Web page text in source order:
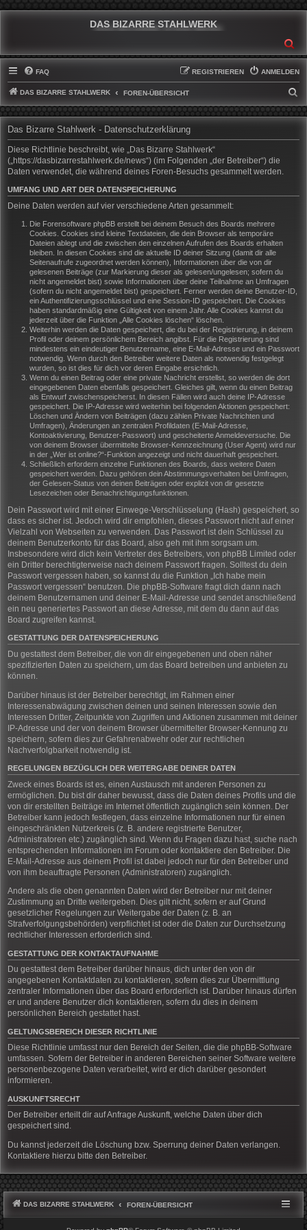
DAS BIZARRE STAHLWERK
FAQ ANMELDEN
REGISTRIEREN
DAS BIZARRE STAHLWERK FOREN-ÜBERSICHT
U
H
Das Bizarre Stahlwerk - Datenschutzerklärung
Diese Richtlinie beschreibt, wie „Das Bizarre Stahlwerk“
(„https://dasbizarrestahlwerk.de/news“) (im Folgenden „der Betreiber“) die
Daten verwendet, die während deines Foren-Besuchs gesammelt werden.
UMFANG UND ART DER DATENSPEICHERUNG
Deine Daten werden auf vier verschiedene Arten gesammelt:
Die Forensoftware phpBB erstellt bei deinem Besuch des Boards mehrere
Cookies. Cookies sind kleine Textdateien, die dein Browser als temporäre
Dateien ablegt und die zwischen den einzelnen Aufrufen des Boards erhalten
bleiben. In diesen Cookies sind die aktuelle ID deiner Sitzung (damit dir alle
Seitenaufrufe zugeordnet werden können), Informationen über die von dir
gelesenen Beiträge (zur Markierung dieser als gelesen/ungelesen; sofern du
nicht angemeldet bist) sowie Informationen über deine Teilnahme an Umfragen
(sofern du nicht angemeldet bist) gespeichert. Ferner werden deine Benutzer-ID,
ein Authentifizierungsschlüssel und eine Session-ID gespeichert. Die Cookies
haben standardmäßig eine Gültigkeit von einem Jahr. Alle Cookies kannst du
jederzeit über die Funktion „Alle Cookies löschen“ löschen.
Weiterhin werden die Daten gespeichert, die du bei der Registrierung, in deinem
Profil oder deinem persönlichem Bereich angibst. Für die Registrierung sind
mindestens ein eindeutiger Benutzername, eine E-Mail-Adresse und ein Passwort
notwendig. Wenn durch den Betreiber weitere Daten als notwendig festgelegt
wurden, so ist dies für dich vor deren Eingabe ersichtlich.
Wenn du einen Beitrag oder eine private Nachricht erstellst, so werden die dort
eingegebenen Daten ebenfalls gespeichert. Gleiches gilt, wenn du einen Beitrag
als Entwurf zwischenspeicherst. In diesen Fällen wird auch deine IP-Adresse
gespeichert. Die IP-Adresse wird weiterhin bei folgenden Aktionen gespeichert:
Löschen und Ändern von Beiträgen (dazu zählen Private Nachrichten und
Umfragen), Änderungen an zentralen Profildaten (E-Mail-Adresse,
Kontoaktivierung, Benutzer-Passwort) und gescheiterte Anmeldeversuche. Die
von deinem Browser übermittelte Browser-Kennzeichnung (User Agent) wird nur
in der „Wer ist online?“-Funktion angezeigt und nicht dauerhaft gespeichert.
Schließlich erfordern einzelne Funktionen des Boards, dass weitere Daten
gespeichert werden. Dazu gehören dein Abstimmungsverhalten bei Umfragen,
der Gelesen-Status von deinen Beiträgen oder explizit von dir gesetzte
Lesezeichen oder Benachrichtigungsfunktionen.
Dein Passwort wird mit einer Einwege-Verschlüsselung (Hash) gespeichert, so
dass es sicher ist. Jedoch wird dir empfohlen, dieses Passwort nicht auf einer
Vielzahl von Webseiten zu verwenden. Das Passwort ist dein Schlüssel zu
deinem Benutzerkonto für das Board, also geh mit ihm sorgsam um.
Insbesondere wird dich kein Vertreter des Betreibers, von phpBB Limited oder
ein Dritter berechtigterweise nach deinem Passwort fragen. Solltest du dein
Passwort vergessen haben, so kannst du die Funktion „Ich habe mein
Passwort vergessen“ benutzen. Die phpBB-Software fragt dich dann nach
deinem Benutzernamen und deiner E-Mail-Adresse und sendet anschließend
ein neu generiertes Passwort an diese Adresse, mit dem du dann auf das
Board zugreifen kannst.
GESTATTUNG DER DATENSPEICHERUNG
Du gestattest dem Betreiber, die von dir eingegebenen und oben näher
spezifizierten Daten zu speichern, um das Board betreiben und anbieten zu
können.
Darüber hinaus ist der Betreiber berechtigt, im Rahmen einer
Interessenabwägung zwischen deinen und seinen Interessen sowie den
Interessen Dritter, Zeitpunkte von Zugriffen und Aktionen zusammen mit deiner
IP-Adresse und der von deinem Browser übermittelter Browser-Kennung zu
speichern, sofern dies zur Gefahrenabwehr oder zur rechtlichen
Nachverfolgbarkeit notwendig ist.
REGELUNGEN BEZÜGLICH DER WEITERGABE DEINER DATEN
Zweck eines Boards ist es, einen Austausch mit anderen Personen zu
ermöglichen. Du bist dir daher bewusst, dass die Daten deines Profils und die
von dir erstellten Beiträge im Internet öffentlich zugänglich sein können. Der
Betreiber kann jedoch festlegen, dass einzelne Informationen nur für einen
eingeschränkten Nutzerkreis (z. B. andere registrierte Benutzer,
Administratoren etc.) zugänglich sind. Wenn du Fragen dazu hast, suche nach
entsprechenden Informationen im Forum oder kontaktiere den Betreiber. Die
E-Mail-Adresse aus deinem Profil ist dabei jedoch nur für den Betreiber und
von ihm beauftragte Personen (Administratoren) zugänglich.
Andere als die oben genannten Daten wird der Betreiber nur mit deiner
Zustimmung an Dritte weitergeben. Dies gilt nicht, sofern er auf Grund
gesetzlicher Regelungen zur Weitergabe der Daten (z. B. an
Strafverfolgungsbehörden) verpflichtet ist oder die Daten zur Durchsetzung
rechtlicher Interessen erforderlich sind.
GESTATTUNG DER KONTAKTAUFNAHME
Du gestattest dem Betreiber darüber hinaus, dich unter den von dir
angegebenen Kontaktdaten zu kontaktieren, sofern dies zur Übermittlung
zentraler Informationen über das Board erforderlich ist. Darüber hinaus dürfen
er und andere Benutzer dich kontaktieren, sofern du dies in deinem
persönlichen Bereich gestattet hast.
GELTUNGSBEREICH DIESER RICHTLINIE
Diese Richtlinie umfasst nur den Bereich der Seiten, die die phpBB-Software
umfassen. Sofern der Betreiber in anderen Bereichen seiner Software weitere
personenbezogene Daten verarbeitet, wird er dich darüber gesondert
informieren.
AUSKUNFTSRECHT
Der Betreiber erteilt dir auf Anfrage Auskunft, welche Daten über dich
gespeichert sind.
Du kannst jederzeit die Löschung bzw. Sperrung deiner Daten verlangen.
Kontaktiere hierzu bitte den Betreiber.
DAS BIZARRE STAHLWERK FOREN-ÜBERSICHT